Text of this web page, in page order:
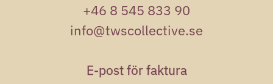
+46 8 545 833 90
info@twscollective.se
E-post för faktura